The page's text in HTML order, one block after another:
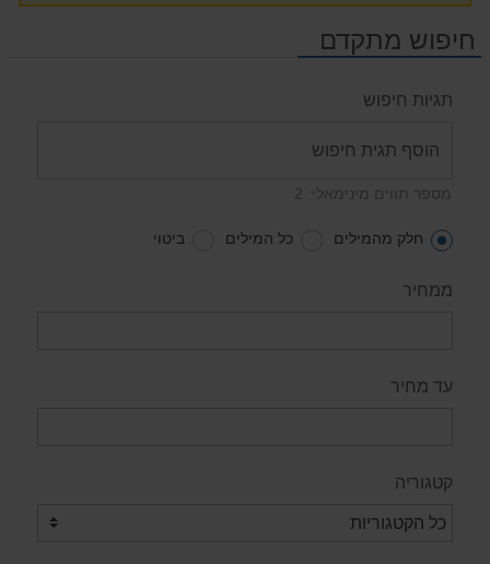
חיפוש מתקדם
תגיות חיפוש
מספר תווים מינימאלי: 2
חלק מהמילים כל המילים ביטוי
ממחיר
עד מחיר
קטגוריה